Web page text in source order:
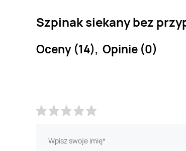
Szpinak siekany bez
Oceny (14), Opinie (0)